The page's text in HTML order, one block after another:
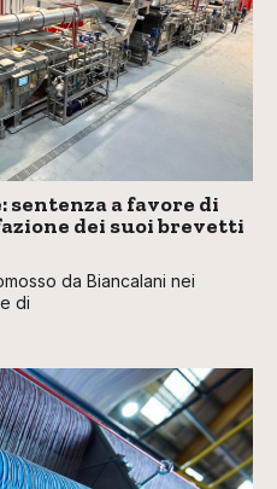
a favore di
dei suoi brevetti
da Biancalani nei
di